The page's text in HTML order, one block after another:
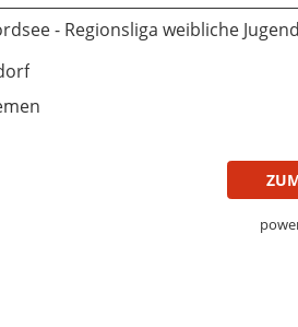
- Regionsliga weibliche